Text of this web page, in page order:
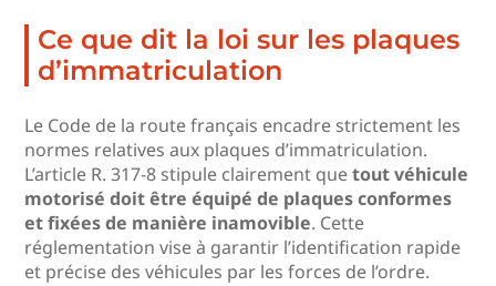
Ce que dit la loi sur les plaques
d’immatriculation
Le Code de la route français encadre strictement les
normes relatives aux plaques d’immatriculation.
L’article R. 317-8 stipule clairement quetout véhicule
motorisé doit être équipé de plaques conformes
et fixées de manière inamovible. Cette
réglementation vise à garantir l’identification rapide
et précise des véhicules par les forces de l’ordre.